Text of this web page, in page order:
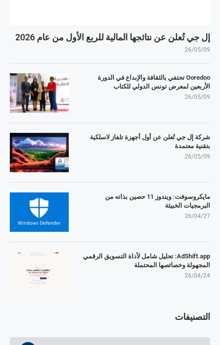
إل جي تُعلن عن نتائجها المالية للربع الأول من عام 2026
26/05/09
Ooredoo تحتفي بالثقافة والإبداع في الدورة
الأربعين لمعرض تونس الدولي للكتاب
26/05/09
شركة إل جي تُعلن عن أول أجهزة تلفاز لاسلكية
بتقنية معتمدة
26/05/09
مايكروسوفت: ويندوز 11 حصين بذاته من
البرمجيات الخبيثة
26/04/27
AdShift.app: تحليل شامل لأداة التسويق الرقمي
المجهولة وخصائصها المحتملة
26/04/24
التصنيفات